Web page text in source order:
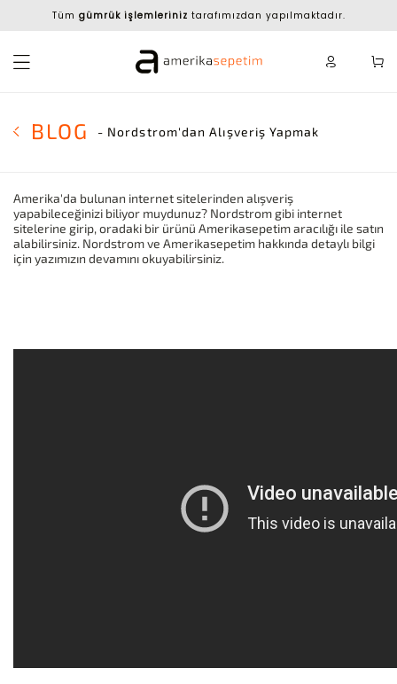
Tüm gümrük işlemleriniz tarafımızdan yapılmaktadır.
BLOG - Nordstrom'dan Alışveriş Yapmak
Amerika'da bulunan internet sitelerinden alışveriş
yapabileceğinizi biliyor muydunuz? Nordstrom gibi internet
sitelerine girip, oradaki bir ürünü Amerikasepetim aracılığı ile satın
alabilirsiniz. Nordstrom ve Amerikasepetim hakkında detaylı bilgi
için yazımızın devamını okuyabilirsiniz.